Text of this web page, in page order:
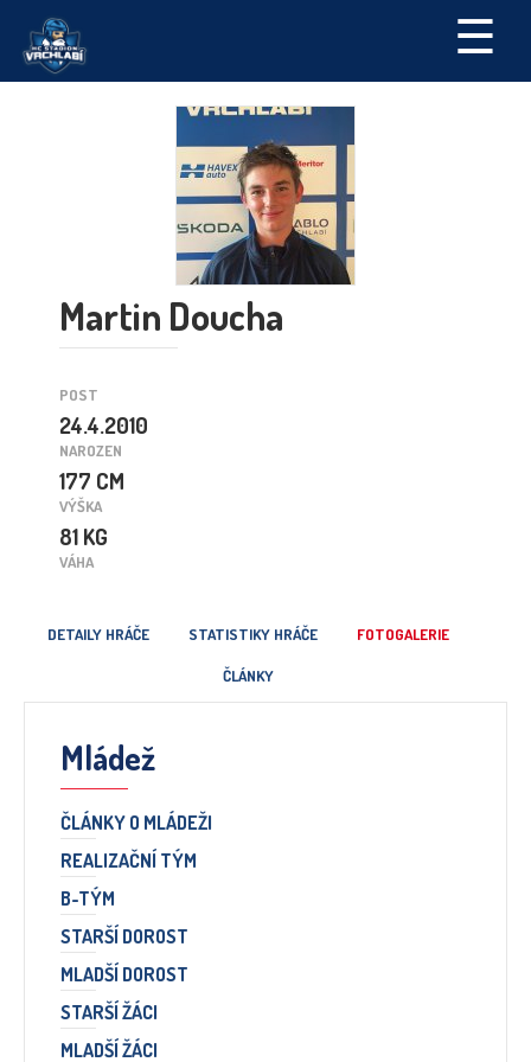
☰
Martin Doucha
POST
24.4.2010
NAROZEN
177 CM
VÝŠKA
81 KG
VÁHA
DETAILY HRÁČE STATISTIKY HRÁČE FOTOGALERIE
ČLÁNKY
Mládež
ČLÁNKY O MLÁDEŽI
REALIZAČNÍ TÝM
B-TÝM
STARŠÍ DOROST
MLADŠÍ DOROST
STARŠÍ ŽÁCI
MLADŠÍ ŽÁCI